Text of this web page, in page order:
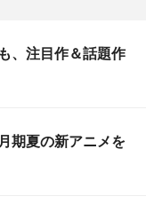
、注目作＆話題作
期夏の新アニメを